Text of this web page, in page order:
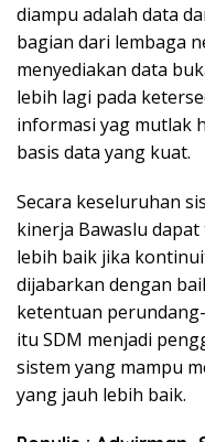
diampu adalah data
bagian dari lembaga
menyediakan data
lebih lagi pada
informasi yag mutlak
basis data yang kuat.
Secara keseluruhan
kinerja Bawaslu
lebih baik jika
dijabarkan dengan
ketentuan
itu SDM menjadi
sistem yang mampu
yang jauh lebih baik.